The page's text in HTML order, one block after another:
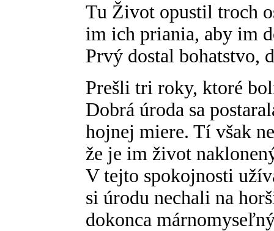
Tu Život opustil troch
im ich priania, aby im
Prvý dostal bohatstvo,
Prešli tri roky, ktoré
Dobrá úroda sa
hojnej miere. Tí však
že je im život
V tejto spokojnosti
si úrodu nechali na
dokonca